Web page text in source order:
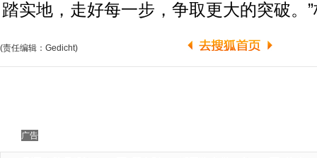
踏实地，走好每一步，争取更大的突破。
(责任编辑：Gedicht)
广告